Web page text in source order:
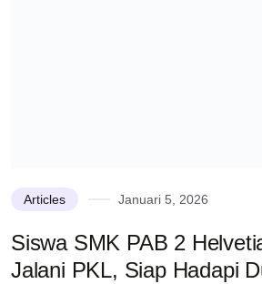
Articles Januari 5, 2026
Siswa SMK PAB 2
Jalani PKL, Siap Hadapi